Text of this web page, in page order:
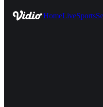
HomeLiveSports